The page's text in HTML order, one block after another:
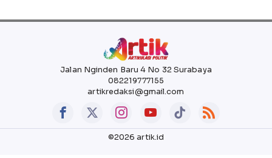
Jalan Nginden Baru 4 No 32 Surabaya
082219777155
artikredaksi@gmail.com
©2026 artik.id